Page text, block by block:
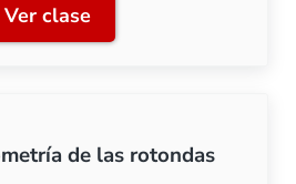
Ver claseClase 1: Principios
de las rotondas